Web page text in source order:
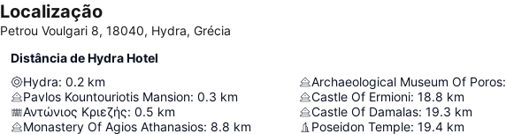
Localização
Petrou Voulgari 8, 18040, Hydra, Grécia
Distância de Hydra Hotel
Hydra: 0.2 km
Pavlos Kountouriotis Mansion: 0.3 km
Αντώνιος Κριεζής: 0.5 km
Monastery Of Agios Athanasios: 8.8 km
Archaeological Museum Of Poros:
Castle Of Ermioni: 18.8 km
Castle Of Damalas: 19.3 km
Poseidon Temple: 19.4 km